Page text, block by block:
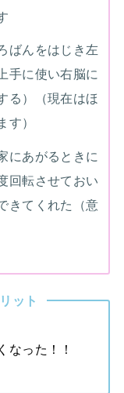
ばんをはじき左
手に使い右脳に
る）（現在はほ
す）
にあがるときに
回転させておい
きてくれた（意
ット
なった！！